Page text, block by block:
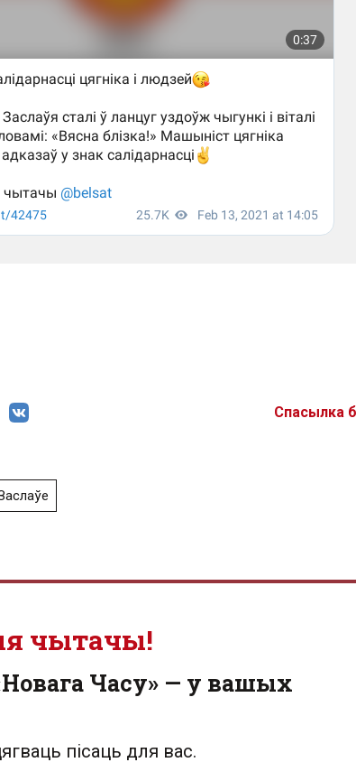
Спасылка
чытачы!
Часу» — у вашых
пісаць для вас.